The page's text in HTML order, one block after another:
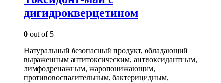
дигидрокверцетином
0 out of 5
Натуральный безопасный продукт, обладающий
выраженным антитоксическим, антиоксидантным,
лимфодренажным, жаропонижающим,
противовоспалительным, бактерицидным,